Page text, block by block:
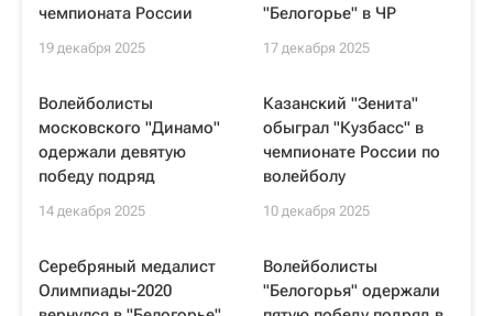
чемпионата России
19 декабря 2025
"Белогорье" в ЧР
17 декабря 2025
Волейболисты
московского "Динамо"
одержали девятую
победу подряд
14 декабря 2025
Казанский "Зенита"
обыграл "Кузбасс" в
чемпионате России по
волейболу
10 декабря 2025
Серебряный медалист
Олимпиады-2020
Волейболисты
"Белогорья" одержали